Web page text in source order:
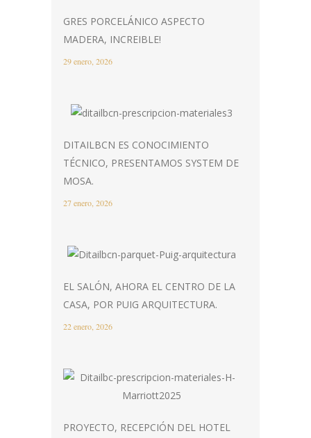
GRES PORCELÁNICO ASPECTO
MADERA, INCREIBLE!
29 enero, 2026
DITAILBCN ES CONOCIMIENTO
TÉCNICO, PRESENTAMOS SYSTEM DE
MOSA.
27 enero, 2026
EL SALÓN, AHORA EL CENTRO DE LA
CASA, POR PUIG ARQUITECTURA.
22 enero, 2026
PROYECTO, RECEPCIÓN DEL HOTEL